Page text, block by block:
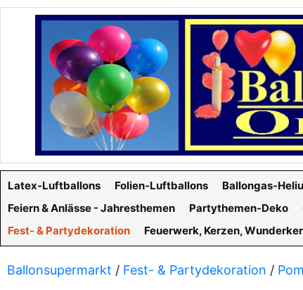
Latex-Luftballons Folien-Luftballons Ballongas-
Feiern & Anlässe - Jahresthemen
Partythemen-Deko
Fest- & Partydekoration
Feuerwerk, Kerzen,
Ballonsupermarkt / Fest- & Partydekoration /